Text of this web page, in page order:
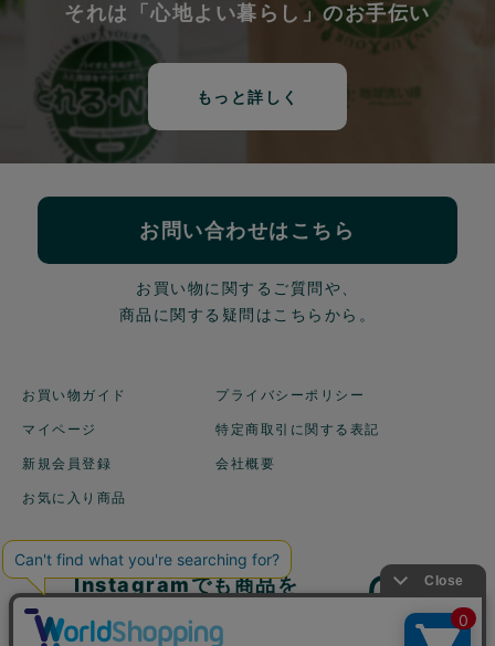
それは「心地よい暮らし」のお手伝い
もっと詳しく
お問い合わせはこちら
お買い物に関するご質問や、
商品に関する疑問はこちらから。
お買い物ガイド
マイページ
新規会員登録
お気に入り商品
プライバシーポリシー
特定商取引に関する表記
会社概要
Instagramでも商品を
ご紹介しています！